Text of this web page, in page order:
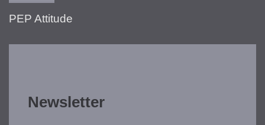
PEP Attitude
Newsletter